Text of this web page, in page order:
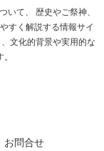
いて、 歴史やご祭神、
すく解説する情報サイ
文化的背景や実用的な
お問合せ